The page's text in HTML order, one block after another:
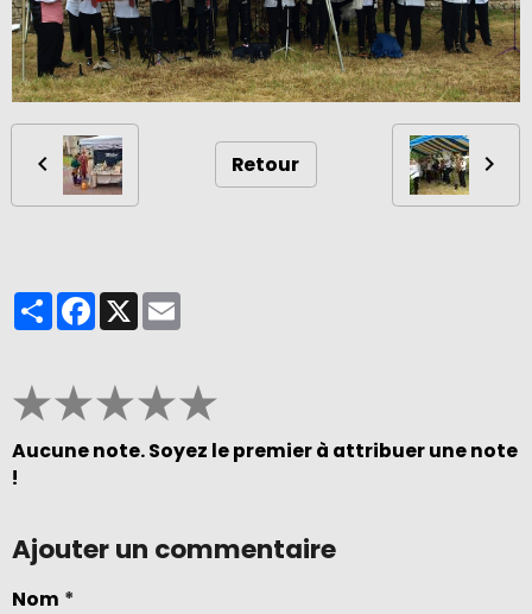
Retour
PartagerFacebook
X
★★★★★
Aucune note. Soyez le premier à attribuer une note
!
Ajouter un commentaire
Nom